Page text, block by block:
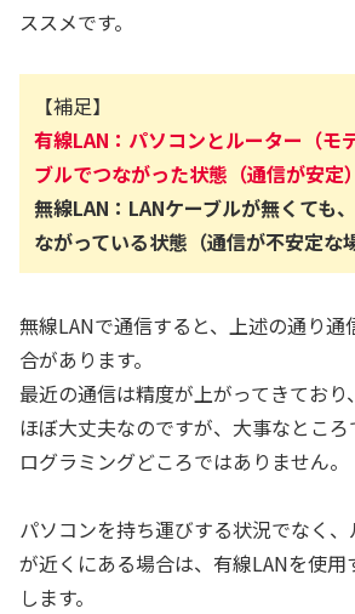
ススメです。
【補足】
有線LAN：パソコンとルーター（モ
ブルでつながった状態（通信が安定）
無線LAN：LANケーブルが無くても
ながっている状態（通信が不安定な
無線LANで通信すると、上述の通り通
合があります。
最近の通信は精度が上がってきてお
ほぼ大丈夫なのですが、大事なとこ
ログラミングどころではありません。
パソコンを持ち運びする状況でなく、
が近くにある場合は、有線LANを使用
します。